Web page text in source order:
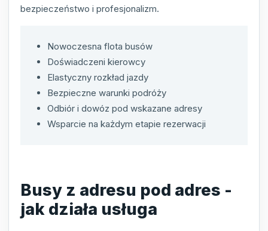
bezpieczeństwo i profesjonalizm.
Nowoczesna flota busów
Doświadczeni kierowcy
Elastyczny rozkład jazdy
Bezpieczne warunki podróży
Odbiór i dowóz pod wskazane adresy
Wsparcie na każdym etapie rezerwacji
Busy z adresu pod adres -
jak działa usługa